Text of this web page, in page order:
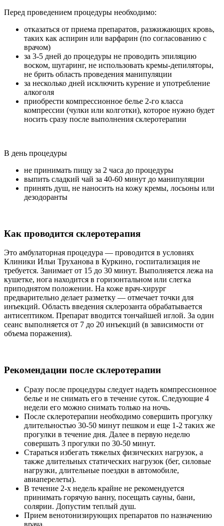
Перед проведением процедуры необходимо:
отказаться от приема препаратов, разжижающих кровь,
таких как аспирин или варфарин (по согласованию с
врачом)
за 3-5 дней до процедуры не проводить эпиляцию
воском, шугаринг, не использовать кремы-депиляторы,
не брить область проведения манипуляции
за несколько дней исключить курение и употребление
алкоголя
приобрести компрессионное белье 2-го класса
компрессии (чулки или колготки), которое нужно будет
носить сразу после выполнения склеротерапии
В день процедуры
не принимать пищу за 2 часа до процедуры
выпить сладкий чай за 40-60 минут до манипуляции
принять душ, не наносить на кожу кремы, лосьоны или
дезодоранты
Как проводится склеротерапия
Это амбулаторная процедура — проводится в условиях
Клиники Ильи Труханова в Куркино, госпитализация не
требуется. Занимает от 15 до 30 минут. Выполняется лежа на
кушетке, нога находится в горизонтальном или слегка
приподнятом положении. На коже врач-хирург
предварительно делает разметку — отмечает точки для
инъекций. Область введения склерозанта обрабатывается
антисептиком. Препарат вводится тончайшей иглой. За один
сеанс выполняется от 7 до 20 инъекций (в зависимости от
объема поражения).
Рекомендации после склеротерапии
Сразу после процедуры следует надеть компрессионное
белье и не снимать его в течение суток. Следующие 4
недели его можно снимать только на ночь.
После склеротерапии необходимо совершить прогулку
длительностью 30-50 минут пешком и еще 1-2 таких же
прогулки в течение дня. Далее в первую неделю
совершать 3 прогулки по 30-50 минут.
Стараться избегать тяжелых физических нагрузок, а
также длительных статических нагрузок (бег, силовые
нагрузки, длительные поездки в автомобиле,
авиаперелеты).
В течение 2-х недель крайне не рекомендуется
принимать горячую ванну, посещать сауны, бани,
солярии. Допустим теплый душ.
Прием венотонизирующих препаратов по назначению
врача.